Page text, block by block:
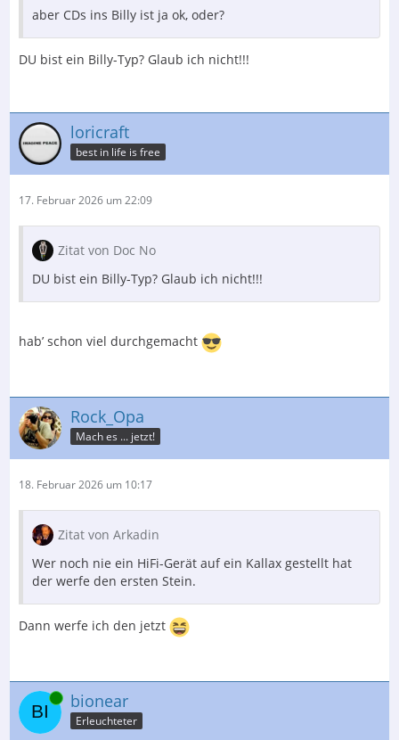
aber CDs ins Billy ist ja ok, oder?
DU bist ein Billy-Typ? Glaub ich nicht!!!
loricraft
best in life is free
17. Februar 2026 um 22:09
Zitat von Doc No
DU bist ein Billy-Typ? Glaub ich nicht!!!
hab’ schon viel durchgemacht
Rock_Opa
Mach es ... jetzt!
18. Februar 2026 um 10:17
Zitat von Arkadin
Wer noch nie ein HiFi-Gerät auf ein Kallax gestellt hat
der werfe den ersten Stein.
Dann werfe ich den jetzt
Online bionear
Erleuchteter